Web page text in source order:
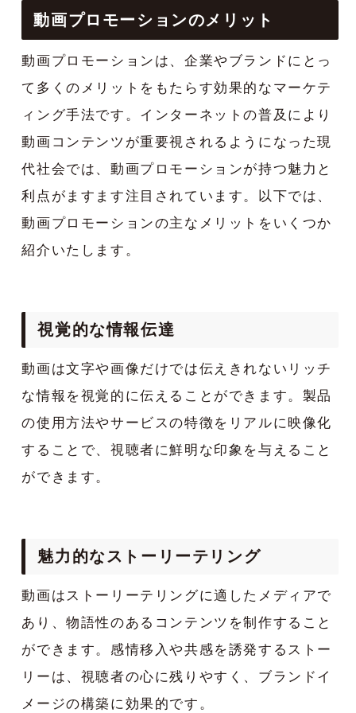
動画プロモーションのメリット
動画プロモーションは、企業やブランドにとっ
て多くのメリットをもたらす効果的なマーケテ
ィング手法です。インターネットの普及により
動画コンテンツが重要視されるようになった現
代社会では、動画プロモーションが持つ魅力と
利点がますます注目されています。以下では、
動画プロモーションの主なメリットをいくつか
紹介いたします。
視覚的な情報伝達
動画は文字や画像だけでは伝えきれないリッチ
な情報を視覚的に伝えることができます。製品
の使用方法やサービスの特徴をリアルに映像化
することで、視聴者に鮮明な印象を与えること
ができます。
魅力的なストーリーテリング
動画はストーリーテリングに適したメディアで
あり、物語性のあるコンテンツを制作すること
ができます。感情移入や共感を誘発するストー
リーは、視聴者の心に残りやすく、ブランドイ
メージの構築に効果的です。